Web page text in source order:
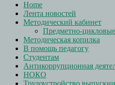
Home
Лента новостей
Методический кабинет
Предметно-
Методическая копилка
В помощь педагогу
Студентам
Антикоррупционная
НОКО
Трудоустройство